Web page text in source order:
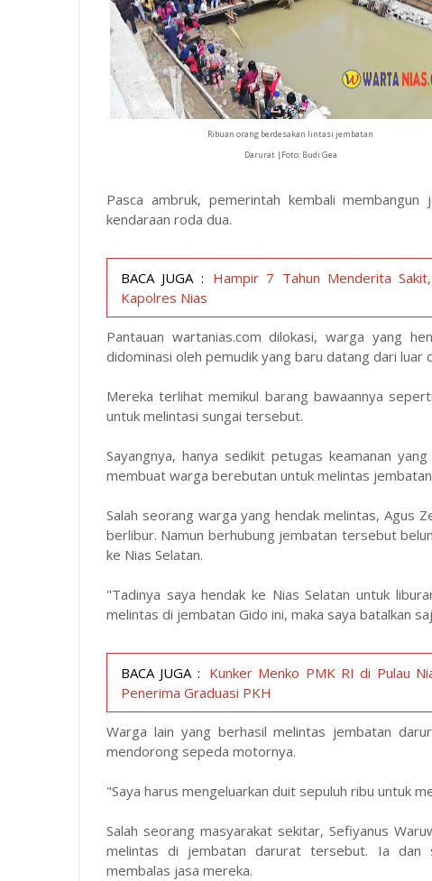
Ribuan orang berdesakan lintasi jembatan
Darurat |Foto: Budi Gea
Pasca ambruk, pemerintah kembali
kendaraan roda dua.
BACA JUGA : Hampir 7 Tahun Menderita
Kapolres Nias
Pantauan wartanias.com dilokasi, warga yang
didominasi oleh pemudik yang baru datang dari luar
Mereka terlihat memikul barang bawaannya
untuk melintasi sungai tersebut.
Sayangnya, hanya sedikit petugas keamanan
membuat warga berebutan untuk melintas
Salah seorang warga yang hendak melintas, Agus
berlibur. Namun berhubung jembatan tersebut
ke Nias Selatan.
"Tadinya saya hendak ke Nias Selatan untuk
melintas di jembatan Gido ini, maka saya batalkan
BACA JUGA : Kunker Menko PMK RI di Pulau
Penerima Graduasi PKH
Warga lain yang berhasil melintas jembatan
mendorong sepeda motornya.
"Saya harus mengeluarkan duit sepuluh ribu untuk
Salah seorang masyarakat sekitar, Sefiyanus
melintas di jembatan darurat tersebut. Ia dan
membalas jasa mereka.